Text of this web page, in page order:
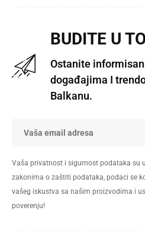
BUDITE U
Ostanite
događajima I
Balkanu.
Vaša privatnost i sigurnost podataka su
zakonima o zaštiti podataka, podaci se
vašeg iskustva sa našim proizvodima i
poverenju!